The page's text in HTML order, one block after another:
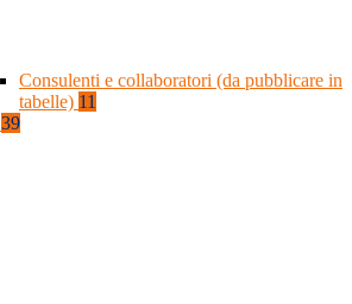
Consulenti e collaboratori (da pubblicare in
tabelle) 11
39